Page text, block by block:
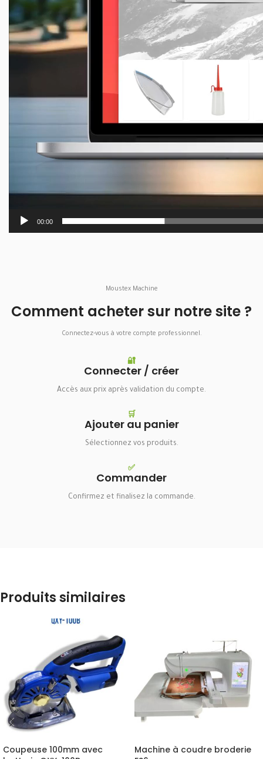
Moustex Machine
Comment acheter sur notre site ?
Connectez-vous à votre compte professionnel.
🔐
Connecter / créer
Accès aux prix après validation du compte.
🛒
Ajouter au panier
Sélectionnez vos produits.
✅
Commander
Confirmez et finalisez la commande.
00:00
Produits similaires
Coupeuse 100mm avec
Machine à coudre broderie